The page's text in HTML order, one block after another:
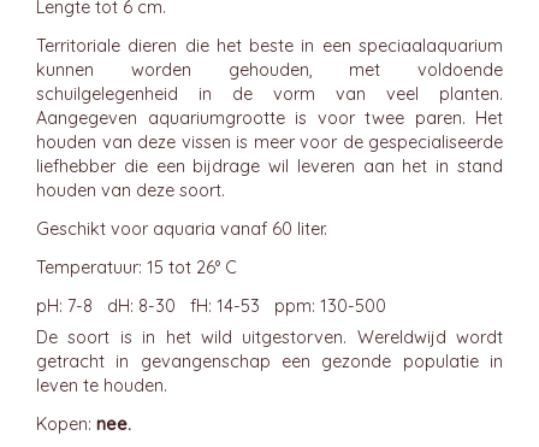
Lengte tot 6 cm.
Territoriale dieren die het beste in een speciaalaquarium
kunnen worden gehouden, met voldoende
schuilgelegenheid in de vorm van veel planten.
Aangegeven aquariumgrootte is voor twee paren. Het
houden van deze vissen is meer voor de gespecialiseerde
liefhebber die een bijdrage wil leveren aan het in stand
houden van deze soort.
Geschikt voor aquaria vanaf 60 liter.
Temperatuur: 15 tot 26° C
pH: 7-8 dH: 8-30 fH: 14-53 ppm: 130-500
De soort is in het wild uitgestorven. Wereldwijd wordt
getracht in gevangenschap een gezonde populatie in
leven te houden.
Kopen: nee.